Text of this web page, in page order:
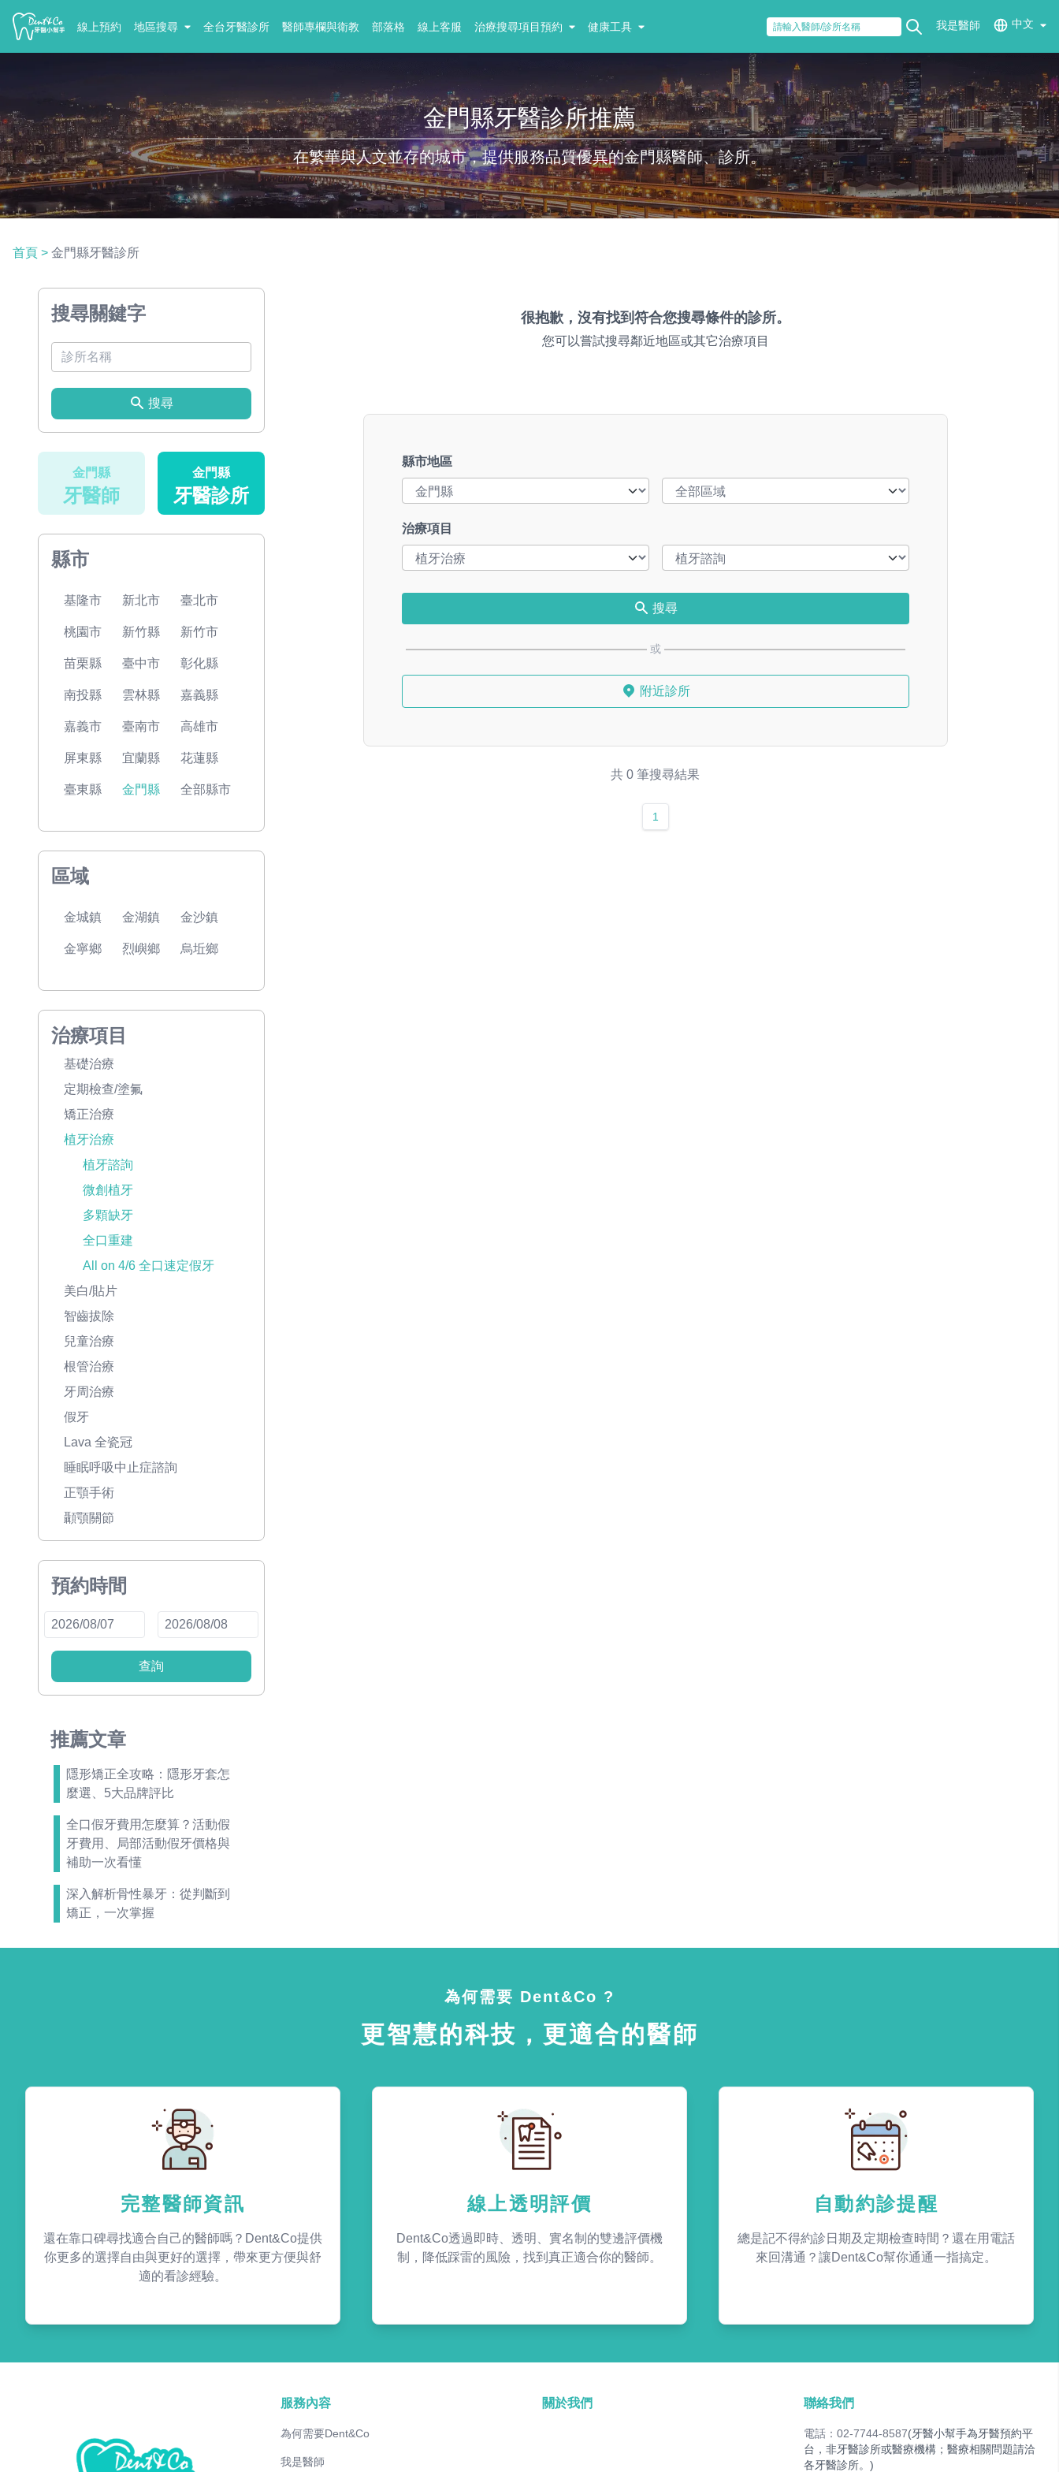
線上預約 地區搜尋 全台牙醫診所 醫師專欄與衛教 部落格 線上客服 治療搜尋項目預約 健康工具 我是醫師 中文
金門縣牙醫診所推薦
在繁華與人文並存的城市，提供服務品質優異的金門縣醫師、診所。
首頁 > 金門縣牙醫診所
搜尋關鍵字
搜尋
金門縣
牙醫師
金門縣
牙醫診所
縣市
基隆市 新北市 臺北市
桃園市 新竹縣 新竹市
苗栗縣 臺中市 彰化縣
南投縣 雲林縣 嘉義縣
嘉義市 臺南市 高雄市
屏東縣 宜蘭縣 花蓮縣
臺東縣 金門縣 全部縣市
區域
金城鎮 金湖鎮 金沙鎮
金寧鄉 烈嶼鄉 烏坵鄉
治療項目
基礎治療
定期檢查/塗氟
矯正治療
植牙治療
植牙諮詢
微創植牙
多顆缺牙
全口重建
All on 4/6 全口速定假牙
美白/貼片
智齒拔除
兒童治療
根管治療
牙周治療
假牙
Lava 全瓷冠
睡眠呼吸中止症諮詢
正顎手術
顳顎關節
預約時間
查詢
推薦文章
隱形矯正全攻略：隱形牙套怎
麼選、5大品牌評比
全口假牙費用怎麼算？活動假
牙費用、局部活動假牙價格與
補助一次看懂
深入解析骨性暴牙：從判斷到
矯正，一次掌握
很抱歉，沒有找到符合您搜尋條件的診所。
您可以嘗試搜尋鄰近地區或其它治療項目
縣市地區
治療項目
搜尋
或
附近診所
共 0 筆搜尋結果
1
為何需要 Dent&Co ?
更智慧的科技，更適合的醫師
完整醫師資訊
還在靠口碑尋找適合自己的醫師嗎？Dent&Co提供
你更多的選擇自由與更好的選擇，帶來更方便與舒
適的看診經驗。
線上透明評價
Dent&Co透過即時、透明、實名制的雙邊評價機
制，降低踩雷的風險，找到真正適合你的醫師。
自動約診提醒
總是記不得約診日期及定期檢查時間？還在用電話
來回溝通？讓Dent&Co幫你通通一指搞定。
服務內容
為何需要Dent&Co
我是醫師
關於我們 聯絡我們
電話：02-7744-8587(牙醫小幫手為牙醫預約平
台，非牙醫診所或醫療機構；醫療相關問題請洽
各牙醫診所。)